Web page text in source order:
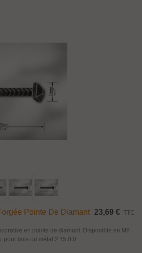
Pointe De Diamant 23,69 € TTC
en pointe de diamant. Disponible en M6
pour bois ou métal 2.15.0.0